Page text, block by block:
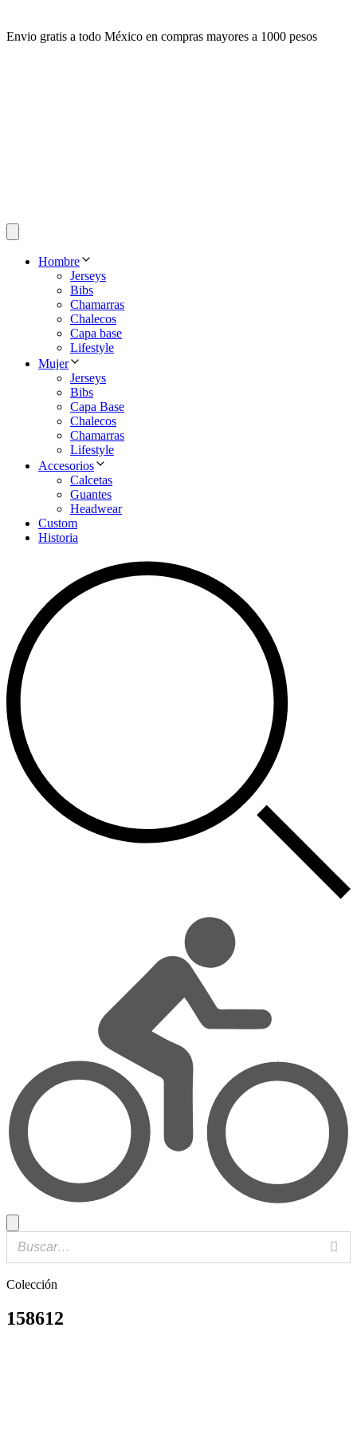
Envio gratis a todo México en compras mayores a 1000 pesos
Hombre
Jerseys
Bibs
Chamarras
Chalecos
Capa base
Lifestyle
Mujer
Jerseys
Bibs
Capa Base
Chalecos
Chamarras
Lifestyle
Accesorios
Calcetas
Guantes
Headwear
Custom
Historia
Colección
158612